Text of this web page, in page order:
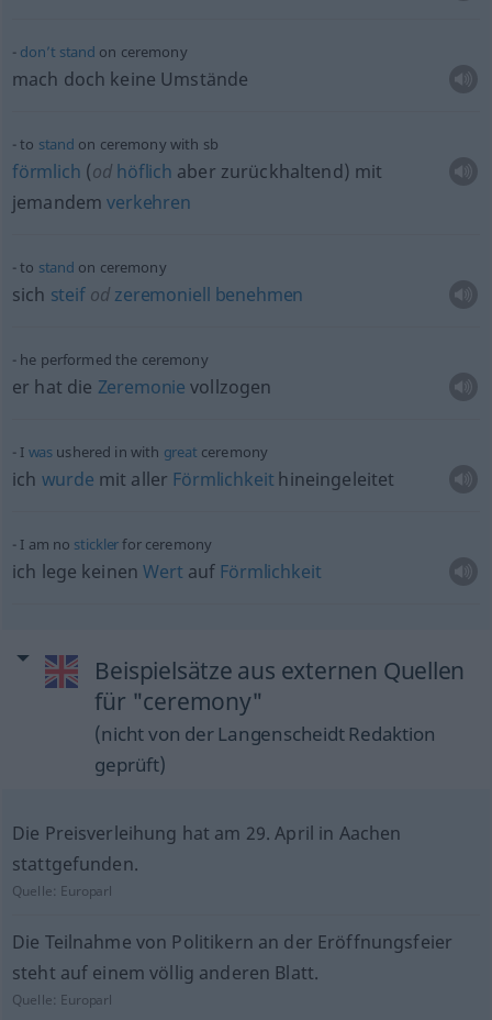
don’t stand on ceremony
mach doch keine Umstände
to stand on ceremony with sb
förmlich (od höflich aber zurückhaltend) mit
jemandemverkehren
to stand on ceremony
sich steifod zeremoniell benehmen
he performed the ceremony
er hat die Zeremonie vollzogen
I was ushered in with great ceremony
ich wurde mit aller Förmlichkeit hineingeleitet
I am no sticklerfor ceremony
ich lege keinenWert auf Förmlichkeit
Beispielsätze aus externen Quellen
für "ceremony"
(nicht von der Langenscheidt Redaktion
geprüft)
Die Preisverleihung hat am 29. April in Aachen
stattgefunden.
Quelle: Europarl
Die Teilnahme von Politikern an der Eröffnungsfeier
steht auf einem völlig anderen Blatt.
Quelle: Europarl